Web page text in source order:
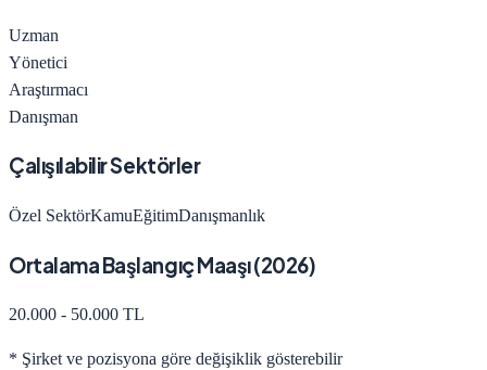
Uzman
Yönetici
Araştırmacı
Danışman
Çalışılabilir Sektörler
Özel SektörKamuEğitimDanışmanlık
Ortalama Başlangıç Maaşı (2026)
20.000 - 50.000 TL
* Şirket ve pozisyona göre değişiklik gösterebilir